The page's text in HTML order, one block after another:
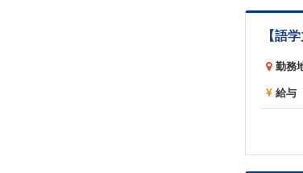
勤務
給与